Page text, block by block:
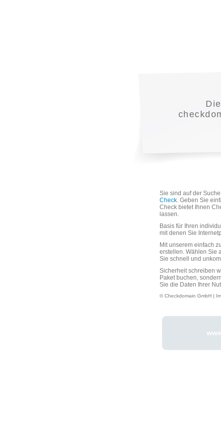
Sie sind auf der
Check. Geben Sie
Check bietet Ihnen
lassen.
Basis für Ihren
mit denen Sie
Mit unserem einfach
erstellen. Wählen Sie
Sie schnell und
Sicherheit schreiben
Paket buchen,
Sie die Daten Ihrer
© Checkdomain GmbH |